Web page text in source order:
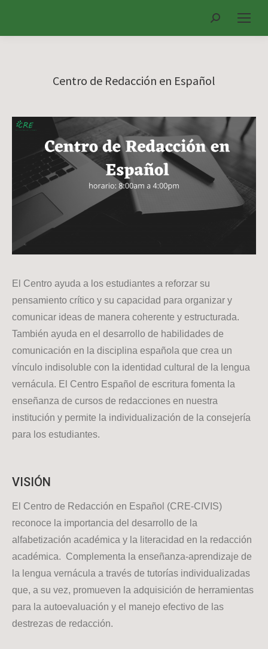
Search:
Centro de Redacción en Español
El Centro ayuda a los estudiantes a reforzar su
pensamiento crítico y su capacidad para organizar y
comunicar ideas de manera coherente y estructurada.
También ayuda en el desarrollo de habilidades de
comunicación en la disciplina española que crea un
vínculo indisoluble con la identidad cultural de la lengua
vernácula. El Centro Español de escritura fomenta la
enseñanza de cursos de redacciones en nuestra
institución y permite la individualización de la consejería
para los estudiantes.
VISIÓN
El Centro de Redacción en Español (CRE-CIVIS)
reconoce la importancia del desarrollo de la
alfabetización académica y la literacidad en la redacción
académica. Complementa la enseñanza-aprendizaje de
la lengua vernácula a través de tutorías individualizadas
que, a su vez, promueven la adquisición de herramientas
para la autoevaluación y el manejo efectivo de las
destrezas de redacción.